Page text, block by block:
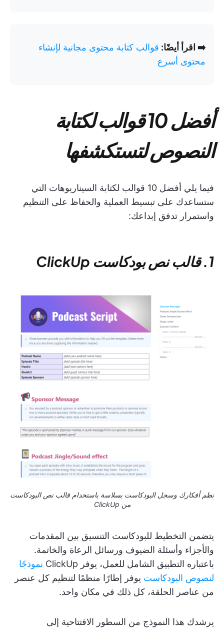
➡️ اقرأ أيضًا: قوالب كتابة محتوى مجانية لإنشاء
محتوى أسرع
أفضل 10 قوالب لكتابة
النصوص لتستكشفها
فيما يلي أفضل 10 قوالب لكتابة السيناريوهات التي
ستساعدك على تبسيط العملية والحفاظ على التنظيم
واستمرار تدفق إبداعك:
1. قالب نص بودكاست ClickUp
نظم أفكارك وسجل البودكاست بسلاسة باستخدام قالب نص البودكاست
من ClickUp
يتضمن التخطيط للبودكاست التنسيق بين المقدمات
والأجزاء وأسئلة الضيوف ورسائل الرعاة والخاتمة.
باعتباره التطبيق الشامل للعمل، يوفر ClickUp
نموذجًا
لنصوص البودكاست يوفر إطارًا منظمًا لتنظيم كل عنصر
من عناصر الحلقة، كل ذلك في مكان واحد.
يرشدك هذا النموذج من السطور الافتتاحية إلى